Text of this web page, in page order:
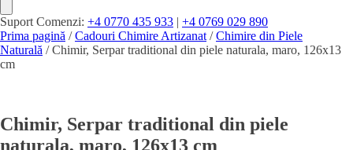
Suport Comenzi: +4 0770 435 933 | +4 0769 029 890
Prima pagină /Cadouri Chimire Artizanat /Chimire din Piele
Naturală / Chimir, Serpar traditional din piele naturala, maro, 126x13
cm
Chimir, Serpar traditional din piele
naturala, maro, 126x13 cm